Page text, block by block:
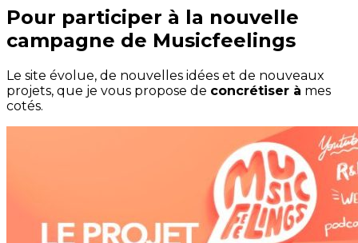
Pour participer à la nouvelle
campagne de Musicfeelings
Le site évolue, de nouvelles idées et de nouveaux
projets, que je vous propose de concrétiser à mes
cotés.